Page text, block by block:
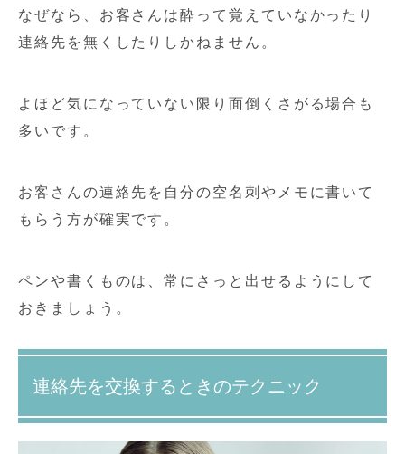
なぜなら、お客さんは酔って覚えていなかったり
連絡先を無くしたりしかねません。
よほど気になっていない限り面倒くさがる場合も
多いです。
お客さんの連絡先を自分の空名刺やメモに書いて
もらう方が確実です。
ペンや書くものは、常にさっと出せるようにして
おきましょう。
連絡先を交換するときのテクニック